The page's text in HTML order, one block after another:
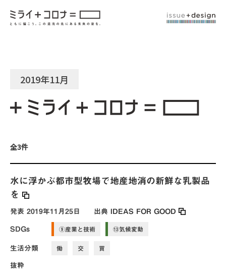
2019年11月
全3件
水に浮かぶ都市型牧場で地産地消の新鮮な乳製品
を
発表 2019年11月25日 出典 IDEAS FOR GOOD
SDGs ⑨産業と技術 ⑬気候変動
生活分類 働 交 買
抜粋